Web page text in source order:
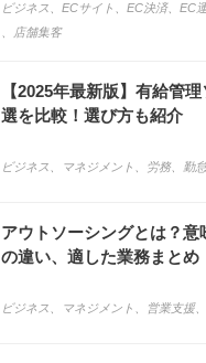
ビジネス ECサイト EC決済、 EC
店舗集客
【2025年最新版】有給管
選を比較！選び方も紹介
ビジネス マネジメント 労務、 勤
アウトソーシングとは？意
の違い、適した業務まとめ
ビジネス マネジメント 営業支援、